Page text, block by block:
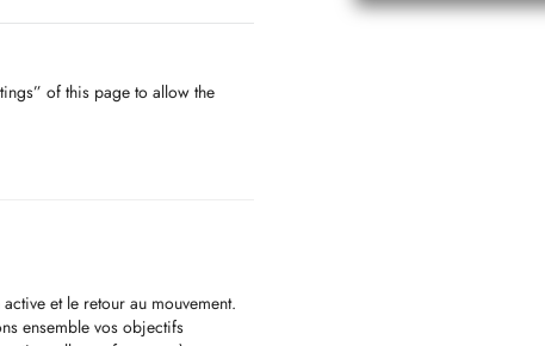
of this page to allow the
et le retour au mouvement.
ensemble vos objectifs